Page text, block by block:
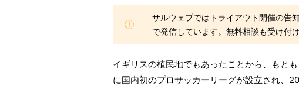
サルウェブではトライアウト開催の告
で発信しています。無料相談も受け付
イギリスの植民地でもあったことから、もと
に国内初のプロサッカーリーグが設立され、